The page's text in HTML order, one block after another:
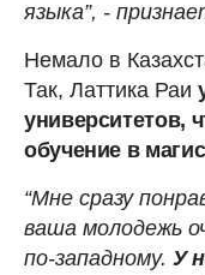
языка”, -
Немало в
Так, Латтика Раи
университетов,
обучение в
“Мне сразу
ваша молодежь
по-западному. У